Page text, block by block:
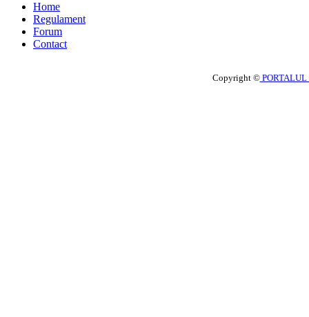
Home
Regulament
Forum
Contact
Copyright ©PORTALUL